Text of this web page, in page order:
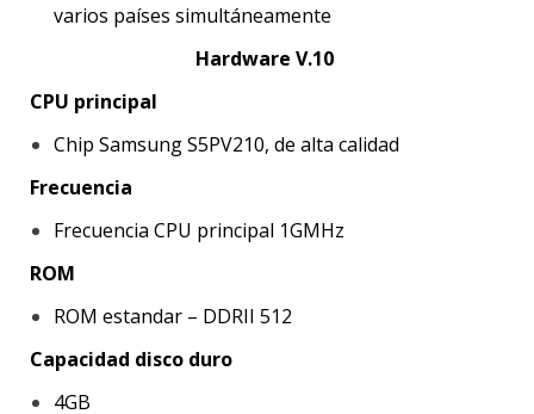
varios países simultáneamente
Hardware V.10
CPU principal
Chip Samsung S5PV210, de alta calidad
Frecuencia
Frecuencia CPU principal 1GMHz
ROM
ROM estandar – DDRII 512
Capacidad disco duro
4GB